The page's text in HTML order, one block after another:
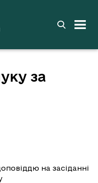
за
на засіданні